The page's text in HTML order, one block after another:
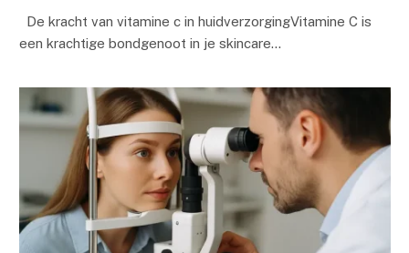
De kracht van vitamine c in huidverzorgingVitamine C is
een krachtige bondgenoot in je skincare…